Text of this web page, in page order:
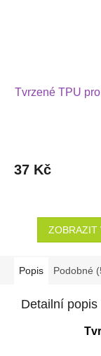
Tvrzené TPU
37 Kč
ZOBRAZIT
Popis Podobné
Detailní popis